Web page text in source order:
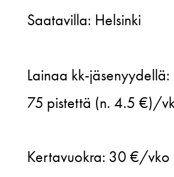
Saatavilla: Helsinki
Sha
pitsijakku
38
Lainaa kk-jäsenyydellä:
75 pistettä (n. 4.5 €)/
Kertavuokra: 30 €/vko